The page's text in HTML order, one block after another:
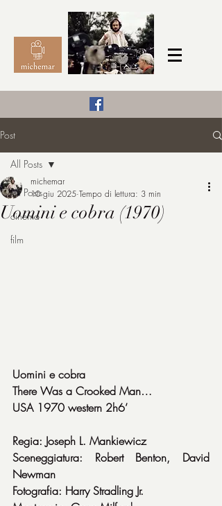
michemar
Post
All Posts
cinema
film
All Posts
Uomini e cobra (1970)
michemar
10 giu 2025 Tempo di lettura: 3 min
Uomini e cobra
There Was a Crooked Man…
USA 1970 western 2h6’
Regia: Joseph L. Mankiewicz
Sceneggiatura: Robert Benton, David
Newman
Fotografia: Harry Stradling Jr.